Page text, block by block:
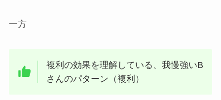
一方
複利の効果を理解している、我慢強いB
さんのパターン（複利）